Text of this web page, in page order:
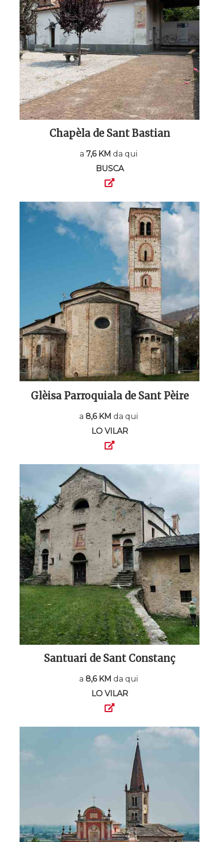
Chapèla de Sant Bastian
a 7,6 KM da qui
BUSCA
Glèisa Parroquiala de Sant Pèire
a 8,6 KM da qui
LO VILAR
Santuari de Sant Constanç
a 8,6 KM da qui
LO VILAR